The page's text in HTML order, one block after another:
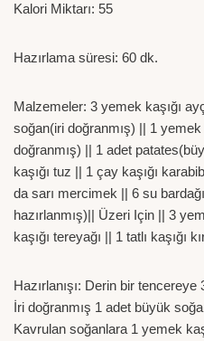
Kalori Miktarı: 55
Hazırlama süresi: 60 dk.
Malzemeler: 3 yemek kaşığı
soğan(iri doğranmış) || 1
doğranmış) || 1 adet
kaşığı tuz || 1 çay kaşığı
da sarı mercimek || 6 su
hazırlanmış)|| Üzeri Için || 3
kaşığı tereyağı || 1 tatlı kaşığı
Hazırlanışı: Derin bir tencereye
İri doğranmış 1 adet büyük
Kavrulan soğanlara 1 yemek